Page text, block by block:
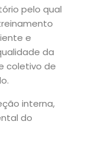
pelo qual
e
da
coletivo de
interna,
do